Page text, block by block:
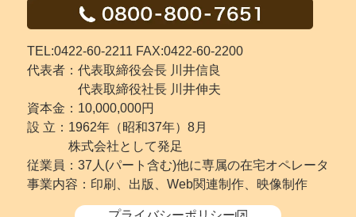
TEL:0422-60-2211 FAX:0422-60-2200
代表者：代表取締役会長 川井信良
代表取締役社長 川井伸夫
資本金：10,000,000円
設 立： 1962年（昭和37年）8月
株式会社として発足
従業員：37人(パート含む)他に専属の在宅オペレータ
事業内容：印刷、出版、Web関連制作、映像制作